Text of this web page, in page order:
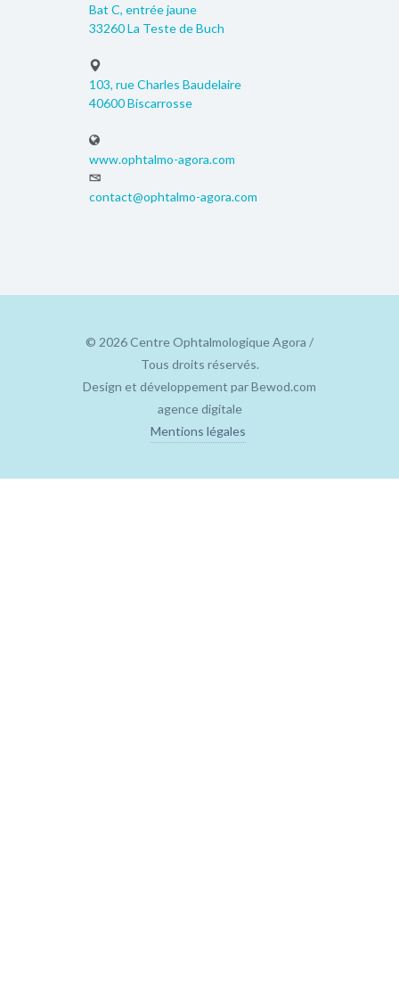
Bat C, entrée jaune
33260 La Teste de Buch
103, rue Charles Baudelaire
40600 Biscarrosse
www.ophtalmo-agora.com
contact@ophtalmo-agora.com
© 2026 Centre Ophtalmologique Agora /
Tous droits réservés.
Design et développement parBewod.com
agence digitale
Mentions légales